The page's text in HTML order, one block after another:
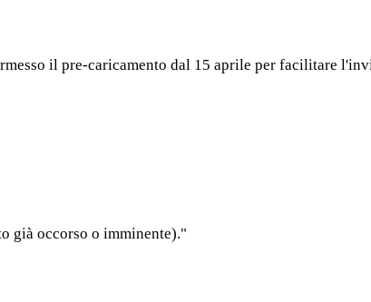
il pre-caricamento dal 15 aprile per facilitare
già occorso o imminente)."